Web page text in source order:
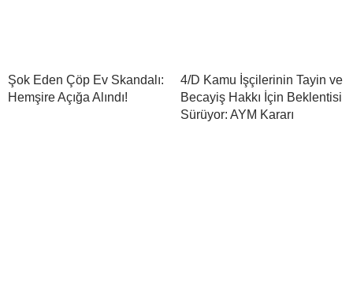
Şok Eden Çöp Ev Skandalı:
Hemşire Açığa Alındı!
4/D Kamu İşçilerinin Tayin ve
Becayiş Hakkı İçin Beklentisi
Sürüyor: AYM Kararı